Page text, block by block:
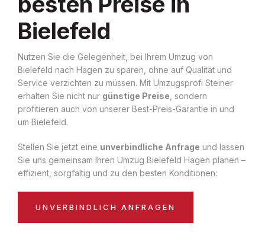
Bielefeld
Nutzen Sie die Gelegenheit, bei Ihrem Umzug von
Bielefeld nach Hagen zu sparen, ohne auf Qualität und
Service verzichten zu müssen. Mit Umzugsprofi Steiner
erhalten Sie nicht nur günstige Preise , sondern
profitieren auch von unserer Best-Preis-Garantie in und
um Bielefeld.
Stellen Sie jetzt eine unverbindliche Anfrage und lassen
Sie uns gemeinsam Ihren Umzug Bielefeld Hagen planen –
effizient, sorgfältig und zu den besten Konditionen:
UNVERBINDLICH ANFRAGEN